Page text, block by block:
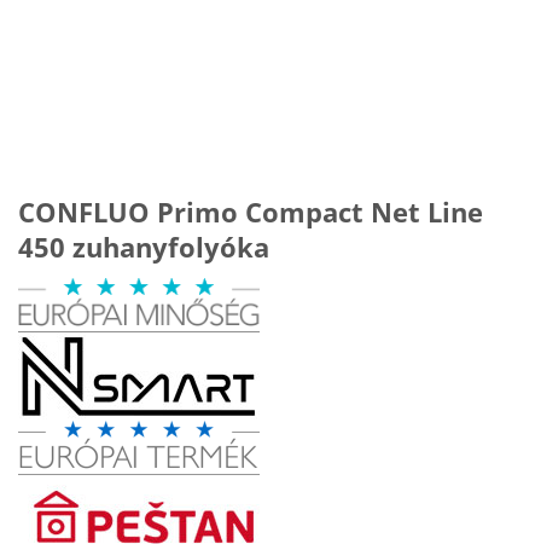
CONFLUO Primo Compact Net Line
450 zuhanyfolyóka